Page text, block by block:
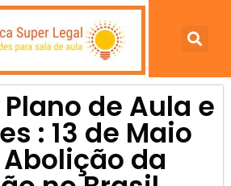
de Aula e
: 13 de Maio
da